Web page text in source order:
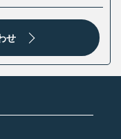
せ